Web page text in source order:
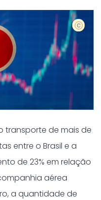
transporte de mais de
entre o Brasil e a
de 23% em relação
aérea
a quantidade de